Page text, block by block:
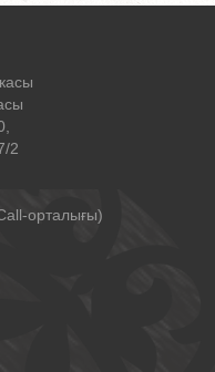
2
орталығы)